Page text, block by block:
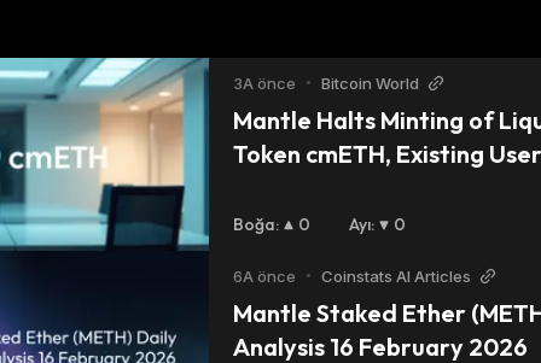
3A önce • Bitcoin World
Mantle Halts Minting of
Token cmETH, Existing
Boğa: 0 Ayı: 0
6A önce • Coinstats AI Articles
Mantle Staked Ether
Analysis 16 February 2026